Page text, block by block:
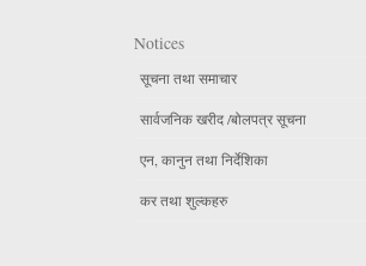
Notices
सूचना तथा समाचार
सार्वजनिक खरीद /बोलपत्र सूचना
एन, कानुन तथा निर्देशिका
कर तथा शुल्कहरु